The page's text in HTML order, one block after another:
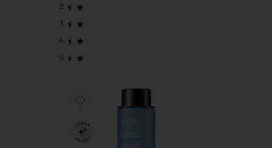
Favorite AQUA BOMB HYDRATING TONER 化粧水